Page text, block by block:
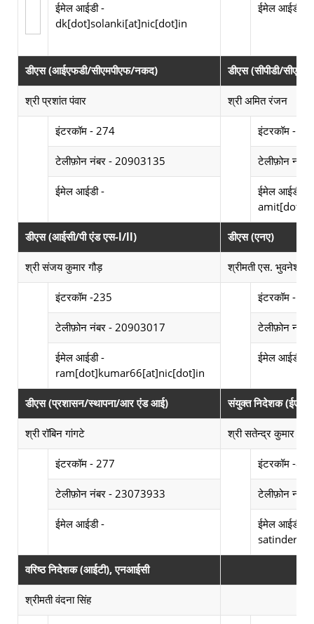
ईमेल आईडी -
dk[dot]solanki[at]nic[dot]in
ईमेल आईडी -
डीएस (आईएफडी/सीएमपीएफ/नकद) डीएस (सीपीडी/सीए/
श्री प्रशांत पंवार
श्री अमित रंजन
Photograph not available
इंटरकॉम - 274 Photograph not
इंटरकॉम -
टेलीफ़ोन नंबर - 20903135 टेलीफ़ोन
ईमेल आईडी -Email Id not available
ईमेल आईडी -
डीएस (आईसी/पी एंड एस-l/ll) डीएस (एनए)
श्री संजय कुमार गौड़
श्रीमती एस. भुवनेश्वरी
Photograph not available
इंटरकॉम -235 Photograph not
इंटरकॉम -
टेलीफ़ोन नंबर - 20903017 टेलीफ़ोन
ईमेल आईडी -
ram[dot]kumar66[at]nic[dot]in
ईमेल आईडी -
डीएस (प्रशासन/स्थापना/आर एंड आई) संयुक्त निदेशक (ईए)
श्री रॉबिन गांगटे
श्री सतेन्द्र कुमार
Photograph not available
इंटरकॉम - 277 Photograph not
इंटरकॉम -827
टेलीफ़ोन नंबर - 23073933 टेलीफ़ोन
ईमेल आईडी -Email Id not available
ईमेल आईडी -
वरिष्ठ निदेशक (आईटी), एनआईसी
Vacant
श्रीमती वंदना सिंह